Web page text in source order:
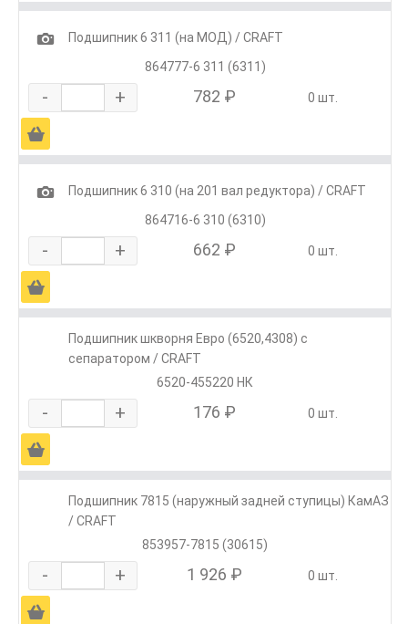
1
Подшипник 6 311 (на МОД) / CRAFT
864777-6 311 (6311)
- + 782 ₽ 0 шт.
Ä
1
Подшипник 6 310 (на 201 вал редуктора) / CRAFT
864716-6 310 (6310)
- + 662 ₽ 0 шт.
Ä
Подшипник шкворня Евро (6520,4308) с
сепаратором / CRAFT
6520-455220 НК
- + 176 ₽ 0 шт.
Ä
Подшипник 7815 (наружный задней ступицы) КамАЗ
/ CRAFT
853957-7815 (30615)
- + 1 926 ₽ 0 шт.
Ä